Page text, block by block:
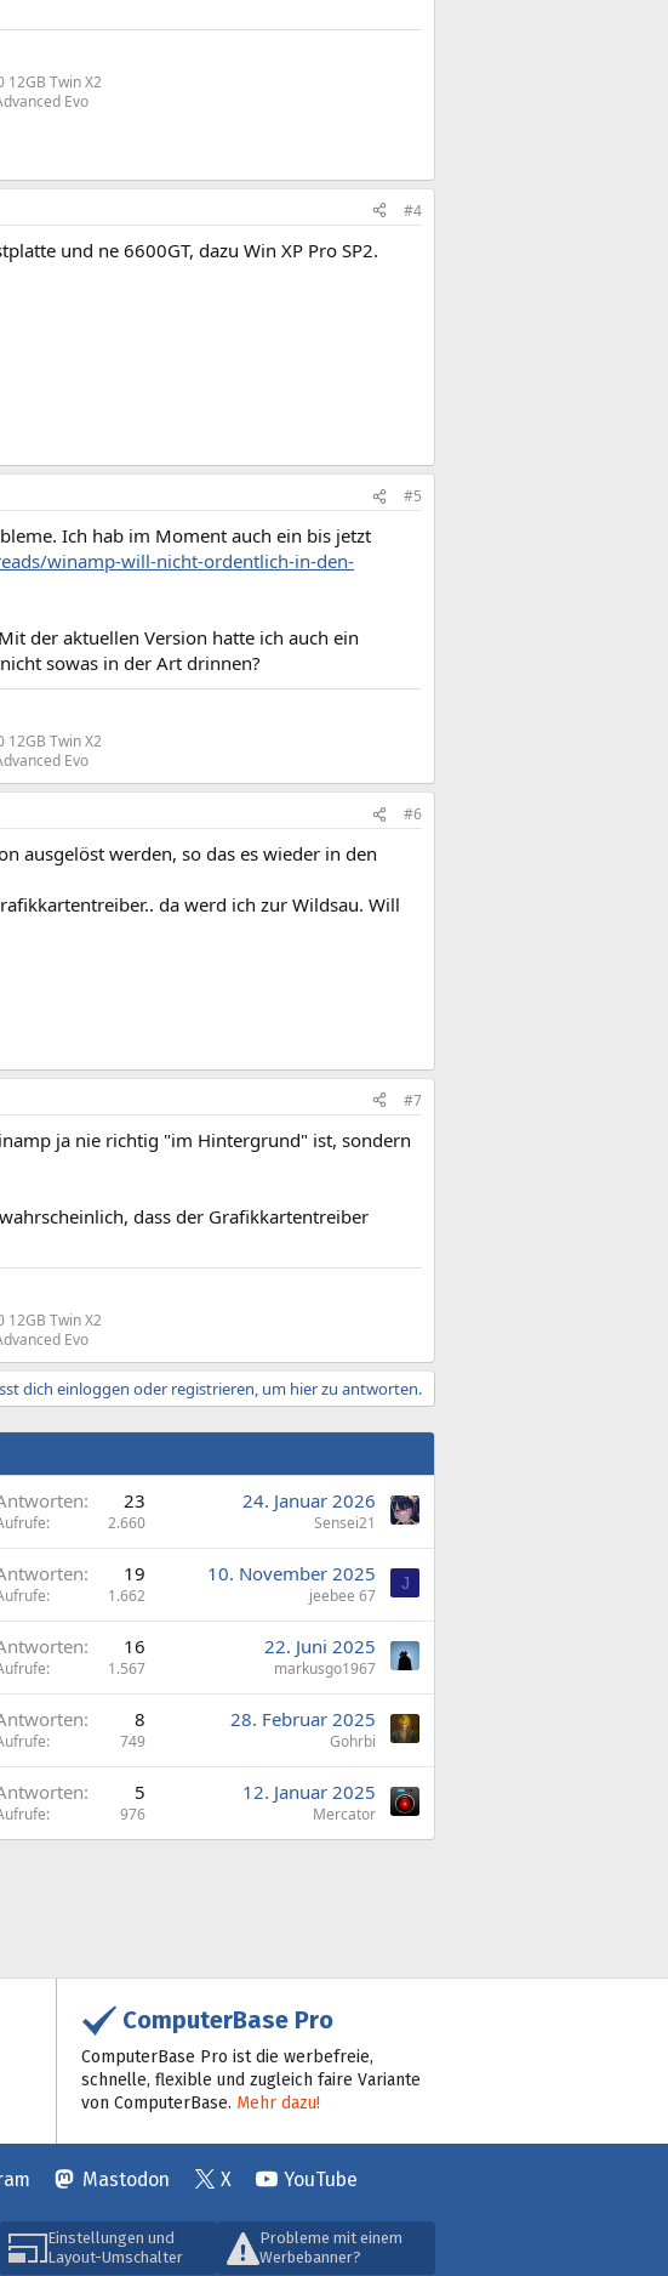
12GB Twin X2
Evo
#4
und ne 6600GT, dazu Win XP Pro SP2.
#5
Ich hab im Moment auch ein bis jetzt
winamp-will-nicht-ordentlich-in-den-
der aktuellen Version hatte ich auch ein
sowas in der Art drinnen?
12GB Twin X2
Evo
#6
ausgelöst werden, so das es wieder in den
da werd ich zur Wildsau. Will
#7
ja nie richtig "im Hintergrund" ist, sondern
dass der Grafikkartentreiber
12GB Twin X2
Evo
dich einloggen oder registrieren, um hier zu antworten.
23
2.660
24. Januar 2026
Sensei21
19
1.662
10. November 2025
jeebee 67
J
16
1.567
22. Juni 2025
markusgo1967
8
749
28. Februar 2025
Gohrbi
5
976
12. Januar 2025
Mercator
ComputerBase Pro
ComputerBase Pro ist die werbefreie,
schnelle, flexible und zugleich faire Variante
von ComputerBase. Mehr dazu!
Mastodon X YouTube
Einstellungen und
Layout-Umschalter
Probleme mit einem
Werbebanner?